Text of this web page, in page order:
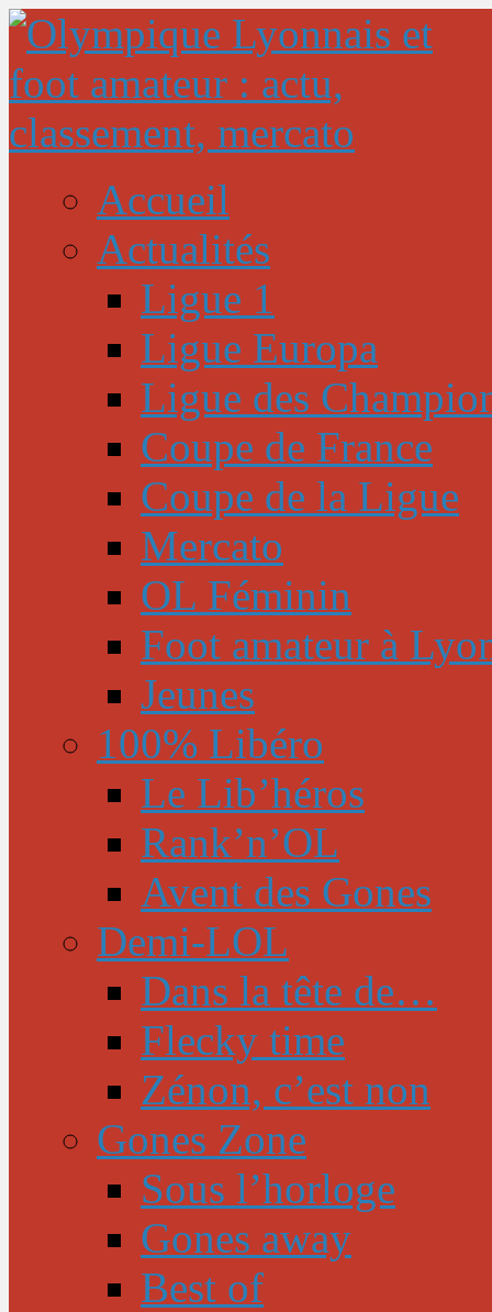
Accueil
Actualités
Ligue 1
Ligue Europa
Ligue des
Coupe de France
Coupe de la Ligue
Mercato
OL Féminin
Foot amateur à
Jeunes
100% Libéro
Le Lib’héros
Rank’n’OL
Avent des Gones
Demi-LOL
Dans la tête de…
Flecky time
Zénon, c’est non
Gones Zone
Sous l’horloge
Gones away
Best of